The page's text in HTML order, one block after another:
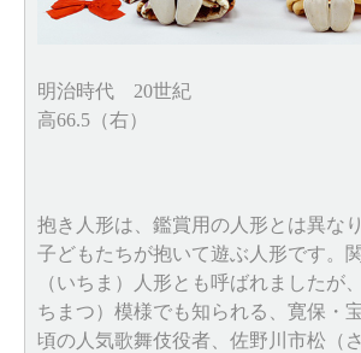
明治時代 20世紀
高66.5（右）
抱き人形は、鑑賞用の人形とは異な
子どもたちが抱いて遊ぶ人形です。
（いちま）人形とも呼ばれましたが
ちまつ）模様でも知られる、寛保・宝
頃の人気歌舞伎役者、佐野川市松（